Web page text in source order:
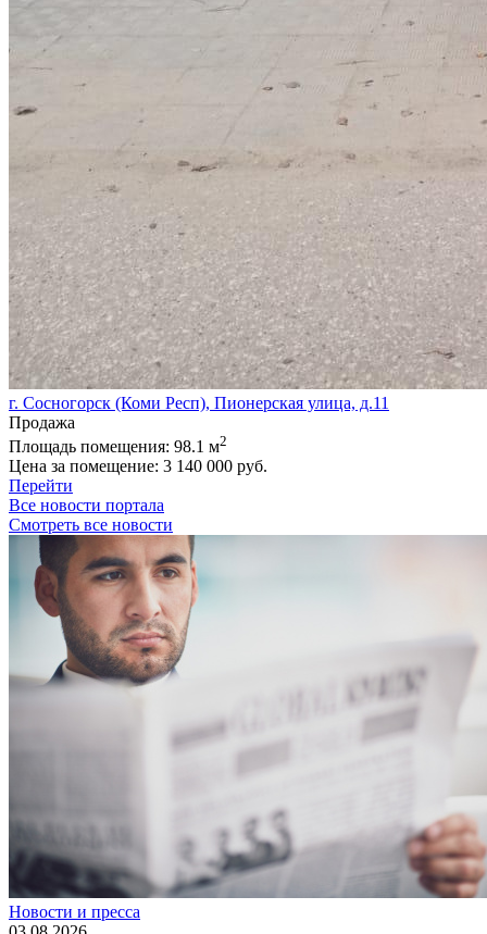
г. Сосногорск (Коми Респ), Пионерская улица, д.11
Продажа
Площадь помещения: 98.1 м2
Цена за помещение: 3 140 000 руб.
Перейти
Все новости портала
Смотреть все новости
Новости и пресса